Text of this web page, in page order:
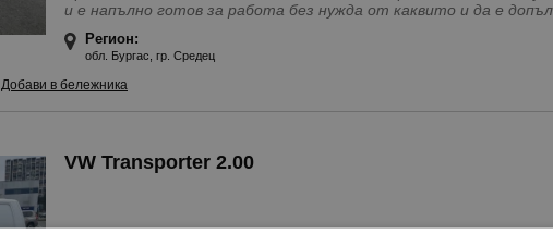
и е напълно готов за работа без нужда от каквито и да е
бусът е с товаримост до 3. 5т, а може да се товари с 3т,
начало е 6, 6т. За допълнителни въпроси и огледи, моля
Регион:
обл. Бургас, гр. Средец
Добави в бележника
VW Transporter 2.00